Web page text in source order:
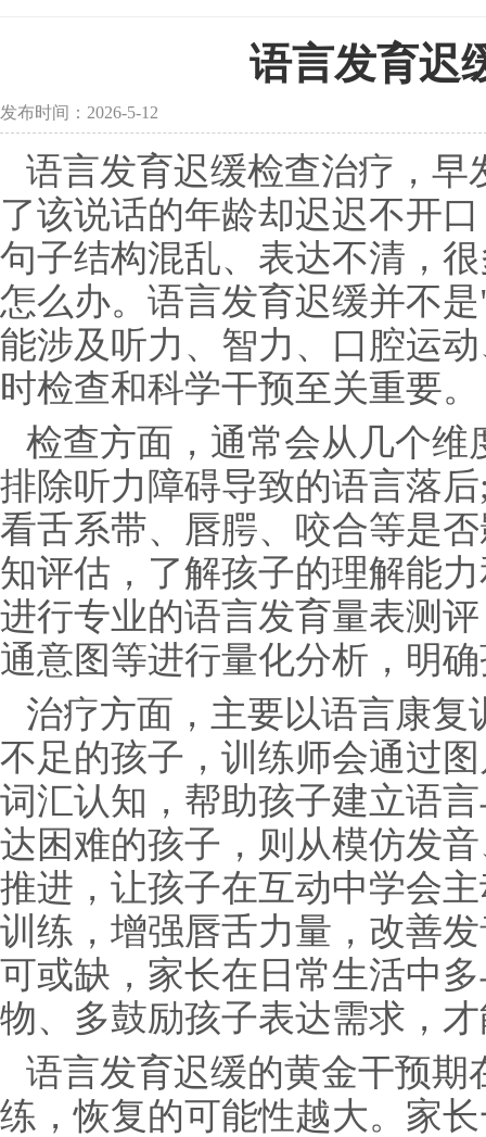
语言发育迟
发布时间：2026-5-12
语言发育迟缓检查治疗，
了该说话的年龄却迟迟不开
句子结构混乱、表达不清，
怎么办。语言发育迟缓并不
能涉及听力、智力、口腔运
时检查和科学干预至关重要。
检查方面，通常会从几个
排除听力障碍导致的语言落
看舌系带、唇腭、咬合等是
知评估，了解孩子的理解能
进行专业的语言发育量表测
通意图等进行量化分析，明
治疗方面，主要以语言康
不足的孩子，训练师会通过
词汇认知，帮助孩子建立语
达困难的孩子，则从模仿发
推进，让孩子在互动中学会
训练，增强唇舌力量，改善
可或缺，家长在日常生活中
物、多鼓励孩子表达需求，
语言发育迟缓的黄金干预期
练，恢复的可能性越大。家